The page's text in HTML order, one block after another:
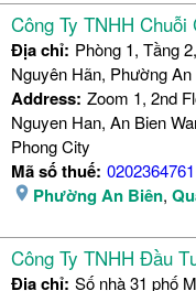
Công Ty TNHH
Địa chỉ: Phòng 1, Tầng
Nguyên Hãn, Phường
Address: Zoom 1, 2nd
Nguyen Han, An Bien
Phong City
Mã số thuế: 0202364761
Phường An Biên,
Công Ty TNHH Đầu
Địa chỉ: Số nhà 31 phố